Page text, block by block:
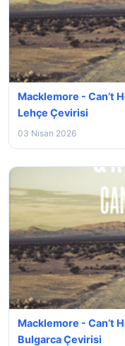
Macklemore - Can’t
Lehçe Çevirisi
03 Nisan 2026
Macklemore - Can’t
Bulgarca Çevirisi